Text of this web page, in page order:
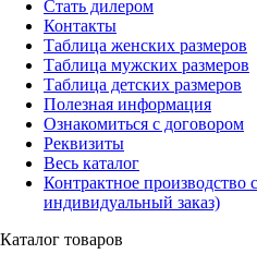
Стать дилером
Контакты
Таблица женских размеров
Таблица мужских размеров
Таблица детских размеров
Полезная информация
Ознакомиться с договором
Реквизиты
Весь каталог
Контрактное
индивидуальный заказ)
Каталог товаров